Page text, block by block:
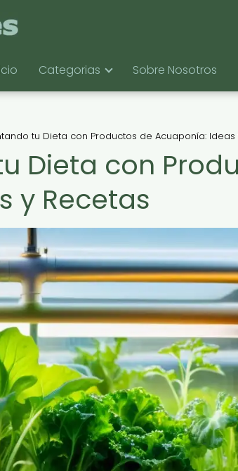
Categorias Sobre Nosotros
tu Dieta con Productos de Acuaponía: Ideas
Dieta con
y Recetas